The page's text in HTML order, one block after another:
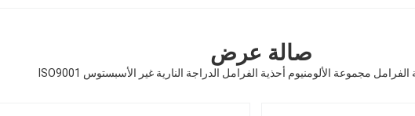
صالة عرض